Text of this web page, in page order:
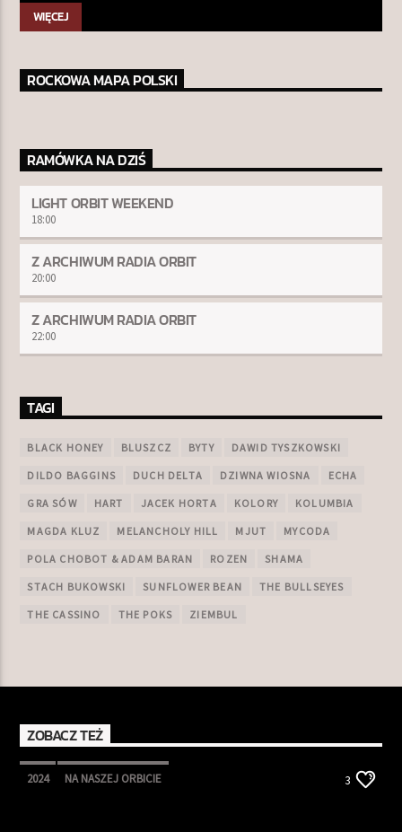
WIĘCEJ
ROCKOWA MAPA POLSKI
RAMÓWKA NA DZIŚ
LIGHT ORBIT WEEKEND
18:00
Z ARCHIWUM RADIA ORBIT
20:00
Z ARCHIWUM RADIA ORBIT
22:00
TAGI
BLACK HONEY BLUSZCZ BYTY DAWID TYSZKOWSKI
DILDO BAGGINS DUCH DELTA DZIWNA WIOSNA ECHA
GRA SÓW HART JACEK HORTA KOLORY KOLUMBIA
MAGDA KLUZ MELANCHOLY HILL MJUT MYCODA
POLA CHOBOT & ADAM BARAN ROZEN SHAMA
STACH BUKOWSKI SUNFLOWER BEAN THE BULLSEYES
THE CASSINO THE POKS ZIEMBUL
ZOBACZ TEŻ
2024 NA NASZEJ ORBICIE 3